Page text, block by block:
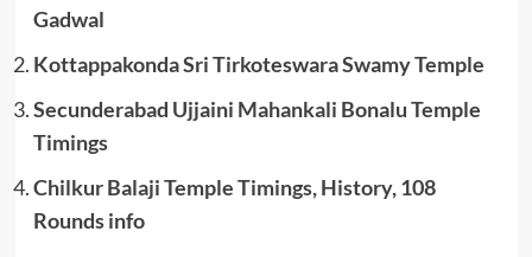
Gadwal
Kottappakonda Sri Tirkoteswara Swamy Temple
Secunderabad Ujjaini Mahankali Bonalu Temple
Timings
Chilkur Balaji Temple Timings, History, 108
Rounds info